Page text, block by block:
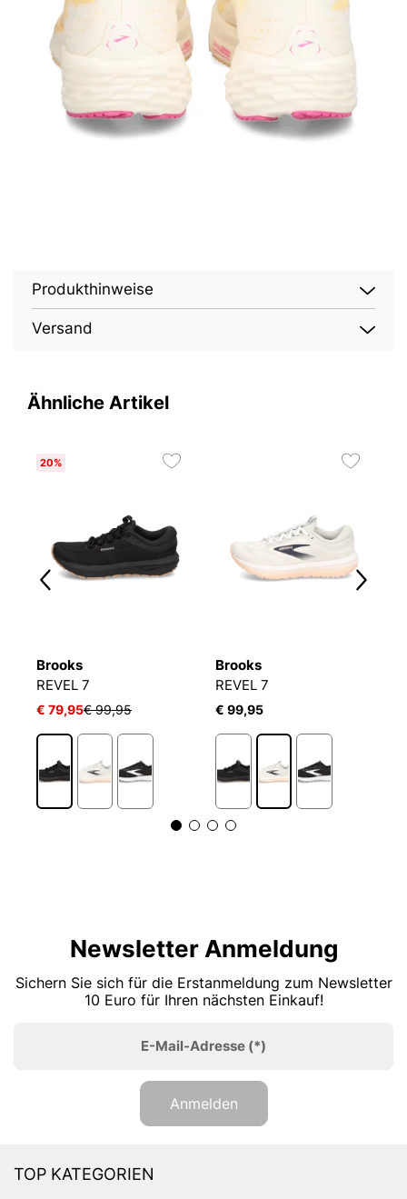
Produkthinweise
Versand
Ähnliche Artikel
20%
Brooks
REVEL 7
€ 79,95€ 99,95
Brooks
REVEL 7
€ 99,95
Newsletter Anmeldung
Sichern Sie sich für die Erstanmeldung zum Newsletter
10 Euro für Ihren nächsten Einkauf!
E-Mail-Adresse (*)
Anmelden
TOP KATEGORIEN